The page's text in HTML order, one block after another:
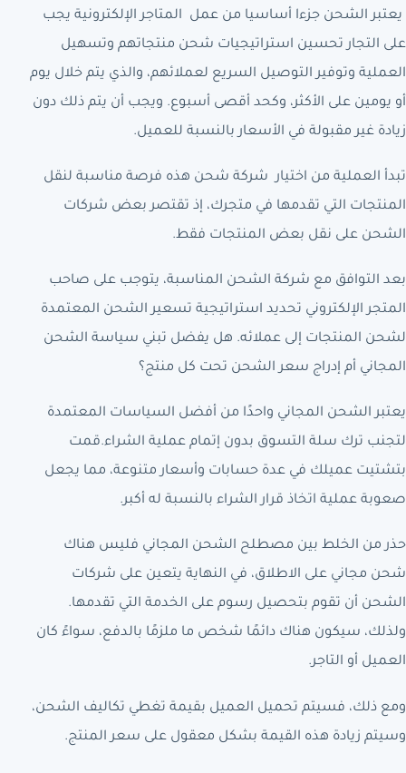
يعتبر الشحن جزءا أساسيا من عمل المتاجر الإلكترونية يجب
على التجار تحسين استراتيجيات شحن منتجاتهم وتسهيل
العملية وتوفير التوصيل السريع لعملائهم، والذي يتم خلال يوم
أو يومين على الأكثر، وكحد أقصى أسبوع. ويجب أن يتم ذلك دون
زيادة غير مقبولة في الأسعار بالنسبة للعميل.
تبدأ العملية من اختيار شركة شحن هذه فرصة مناسبة لنقل
المنتجات التي تقدمها في متجرك، إذ تقتصر بعض شركات
الشحن على نقل بعض المنتجات فقط.
بعد التوافق مع شركة الشحن المناسبة، يتوجب على صاحب
المتجر الإلكتروني تحديد استراتيجية تسعير الشحن المعتمدة
لشحن المنتجات إلى عملائه. هل يفضل تبني سياسة الشحن
المجاني أم إدراج سعر الشحن تحت كل منتج؟
يعتبر الشحن المجاني واحدًا من أفضل السياسات المعتمدة
لتجنب ترك سلة التسوق بدون إتمام عملية الشراء.قمت
بتشتيت عميلك في عدة حسابات وأسعار متنوعة، مما يجعل
صعوبة عملية اتخاذ قرار الشراء بالنسبة له أكبر.
حذر من الخلط بين مصطلح الشحن المجاني فليس هناك
شحن مجاني على الاطلاق، في النهاية يتعين على شركات
الشحن أن تقوم بتحصيل رسوم على الخدمة التي تقدمها.
ولذلك، سيكون هناك دائمًا شخص ما ملزمًا بالدفع، سواءً كان
العميل أو التاجر.
ومع ذلك، فسيتم تحميل العميل بقيمة تغطي تكاليف الشحن،
وسيتم زيادة هذه القيمة بشكل معقول على سعر المنتج.